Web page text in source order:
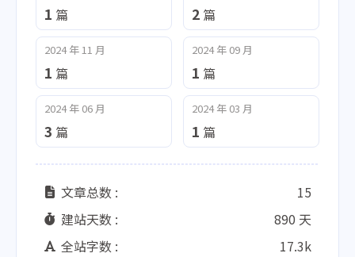
1 篇 2 篇
2024 年 11 月
1 篇
2024 年 09 月
1 篇
2024 年 06 月
3 篇
2024 年 03 月
1 篇
文章总数 :
15
建站天数 :
890 天
全站字数 :
17.3k